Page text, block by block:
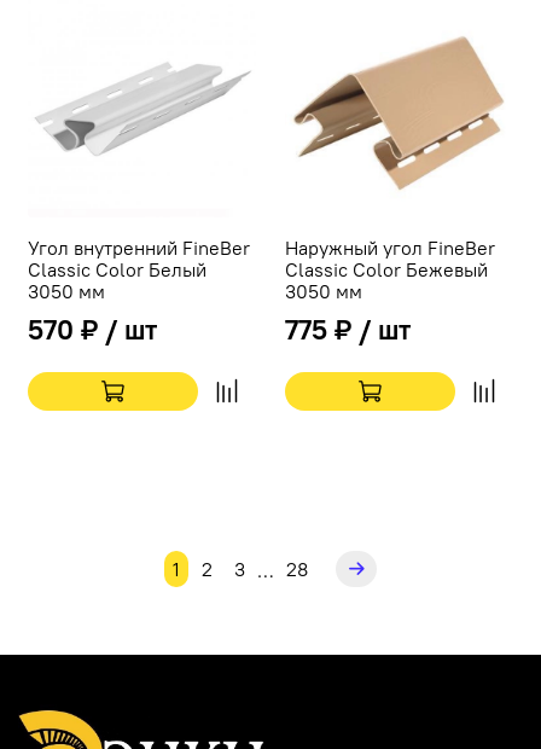
Угол внутренний FineBer
Classic Color Белый
3050 мм
570 ₽ / шт
Наружный угол FineBer
Classic Color Бежевый
3050 мм
775 ₽ / шт
1 2 3 … 28